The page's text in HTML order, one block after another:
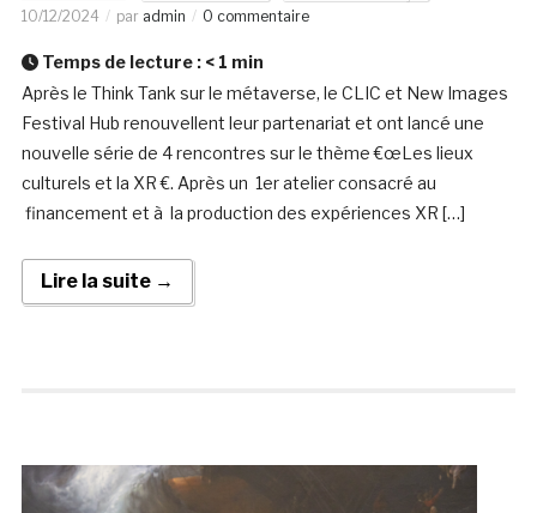
10/12/2024 par admin 0 commentaire
Temps de lecture : < 1 min
Après le Think Tank sur le métaverse, le CLIC et New Images
Festival Hub renouvellent leur partenariat et ont lancé une
nouvelle série de 4 rencontres sur le thème €œLes lieux
culturels et la XR €. Après un 1er atelier consacré au
financement et à la production des expériences XR […]
Lire la suite →